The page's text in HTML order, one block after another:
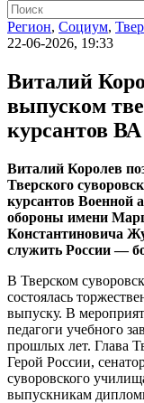
Регион, Социум,
22-06-2026, 19:33
Виталий
выпуском
курсантов
Виталий Королев
Тверского
курсантов Военной
обороны имени
Константиновича
служить России —
В Тверском
состоялась
выпуску. В
педагоги учебного
прошлых лет. Глава
Герой России,
суворовского
выпускникам